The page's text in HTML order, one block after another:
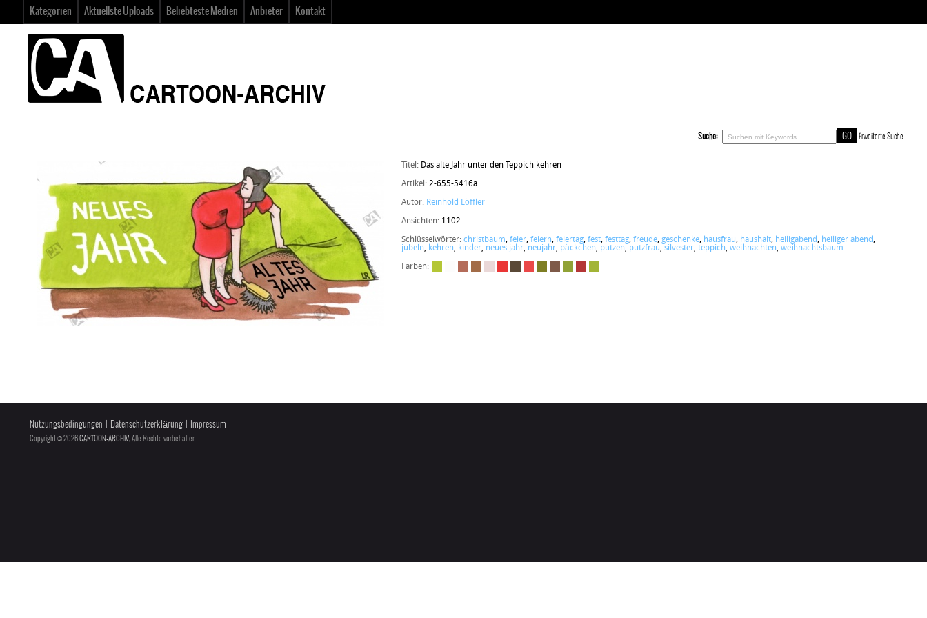
Kategorien Aktuellste Uploads Beliebteste Medien Anbieter Kontakt
Suche: Erweiterte Suche
Titel: Das alte Jahr unter den Teppich kehren
Artikel: 2-655-5416a
Autor: Reinhold Löffler
Ansichten: 1102
Schlüsselwörter: christbaum, feier, feiern, feiertag, fest, festtag, freude, geschenke, hausfrau, haushalt, heiligabend, heiliger abend,
jubeln, kehren, kinder, neues jahr, neujahr, päckchen, putzen, putzfrau, silvester, teppich, weihnachten, weihnachtsbaum
Farben:
Nutzungsbedingungen Datenschutzerklärung Impressum
Copyright © 2026CARTOON-ARCHIV, Alle Rechte vorbehalten.